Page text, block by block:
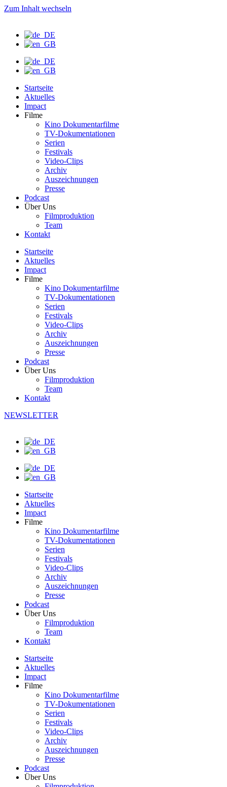
Zum Inhalt wechseln
Startseite
Aktuelles
Impact
Filme
Kino Dokumentarfilme
TV-Dokumentationen
Serien
Festivals
Video-Clips
Archiv
Auszeichnungen
Presse
Podcast
Über Uns
Filmproduktion
Team
Kontakt
Startseite
Aktuelles
Impact
Filme
Kino Dokumentarfilme
TV-Dokumentationen
Serien
Festivals
Video-Clips
Archiv
Auszeichnungen
Presse
Podcast
Über Uns
Filmproduktion
Team
Kontakt
NEWSLETTER
Startseite
Aktuelles
Impact
Filme
Kino Dokumentarfilme
TV-Dokumentationen
Serien
Festivals
Video-Clips
Archiv
Auszeichnungen
Presse
Podcast
Über Uns
Filmproduktion
Team
Kontakt
Startseite
Aktuelles
Impact
Filme
Kino Dokumentarfilme
TV-Dokumentationen
Serien
Festivals
Video-Clips
Archiv
Auszeichnungen
Presse
Podcast
Über Uns